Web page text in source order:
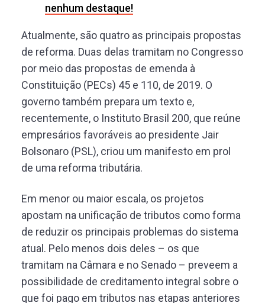
nenhum destaque!
Atualmente, são quatro as principais propostas
de reforma. Duas delas tramitam no Congresso
por meio das propostas de emenda à
Constituição (PECs) 45 e 110, de 2019. O
governo também prepara um texto e,
recentemente, o Instituto Brasil 200, que reúne
empresários favoráveis ao presidente Jair
Bolsonaro (PSL), criou um manifesto em prol
de uma reforma tributária.
Em menor ou maior escala, os projetos
apostam na unificação de tributos como forma
de reduzir os principais problemas do sistema
atual. Pelo menos dois deles – os que
tramitam na Câmara e no Senado – preveem a
possibilidade de creditamento integral sobre o
que foi pago em tributos nas etapas anteriores